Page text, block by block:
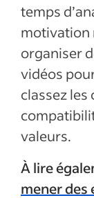
temps
motivation
organiser
vidéos
classez
valeurs.
À lire
mener